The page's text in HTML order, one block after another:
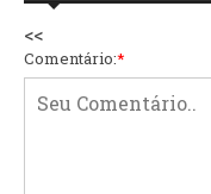
<<
Comentário:*